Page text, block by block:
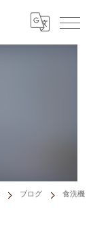
ブログ 食洗機